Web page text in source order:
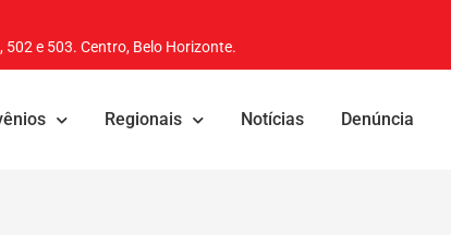
e 503. Centro, Belo Horizonte.
Regionais Notícias Denúncia